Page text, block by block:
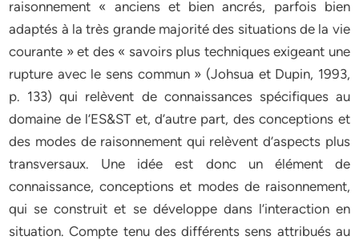
raisonnement « anciens et bien ancrés, parfois bien
adaptés à la très grande majorité des situations de la vie
courante » et des « savoirs plus techniques exigeant une
rupture avec le sens commun » (Johsua et Dupin, 1993,
p. 133) qui relèvent de connaissances spécifiques au
domaine de l’ES&ST et, d’autre part, des conceptions et
des modes de raisonnement qui relèvent d’aspects plus
transversaux. Une idée est donc un élément de
connaissance, conceptions et modes de raisonnement,
qui se construit et se développe dans l’interaction en
situation. Compte tenu des différents sens attribués au